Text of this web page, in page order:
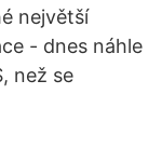
největší
- dnes náhle
než se